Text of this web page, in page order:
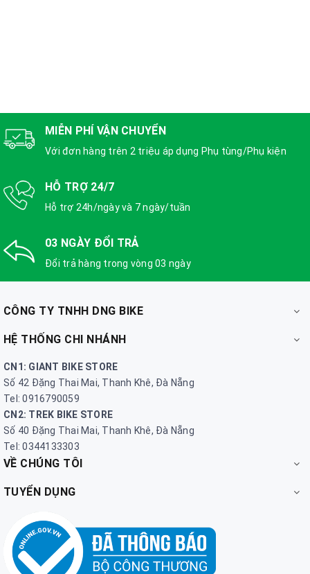
MIỄN PHÍ VẬN CHUYỂN
Với đơn hàng trên 2 triệu áp dụng Phụ tùng/Phụ kiện
HỖ TRỢ 24/7
Hỗ trợ 24h/ngày và 7 ngày/tuần
03 NGÀY ĐỔI TRẢ
Đổi trả hàng trong vòng 03 ngày
CÔNG TY TNHH DNG BIKE
HỆ THỐNG CHI NHÁNH
CN1: GIANT BIKE STORE
Số 42 Đặng Thai Mai, Thanh Khê, Đà Nẵng
Tel: 0916790059
CN2: TREK BIKE STORE
Số 40 Đặng Thai Mai, Thanh Khê, Đà Nẵng
Tel: 0344133303
VỀ CHÚNG TÔI
TUYỂN DỤNG